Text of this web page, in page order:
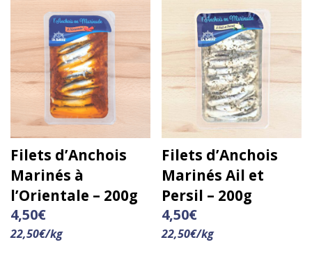
Filets d’Anchois
Marinés à
l’Orientale – 200g
4,50€
22,50€/kg
Filets d’Anchois
Marinés Ail et
Persil – 200g
4,50€
22,50€/kg